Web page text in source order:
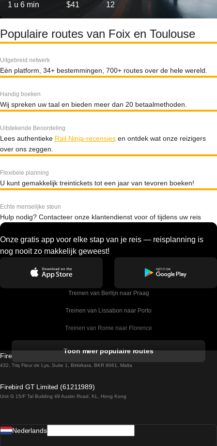
1 u 6 min $41 12
Populaire routes van Foix en Toulouse
Uitgebreid netwerk
Eén platform, 34+ bestemmingen, 700+ routes over de hele wereld.
Handig boeken
Wij spreken uw taal en bieden meer dan 20 betaalmethoden.
Uitstekende Beoordeling
Lees authentieke Rail Ninja-recensies en ontdek wat onze reizigers
over ons zeggen.
Flexibele planning
U kunt gemakkelijk treintickets tot een jaar van tevoren boeken!
Echte menselijke steun
Hulp nodig? Contacteer onze klantendienst voor of tijdens uw reis
Onze gratis app voor elke stap van je reis — reisplanning is
nog nooit zo makkelijk geweest!
Treinen van Berlijn naar Praag
Treinen van Lissabon naar Porto
Treinen van Rome naar Florence
Treinen van Sevilla naar Barcelona
Treinen van Praag naar Wenen
Toon meer populaire routes
Firebird GT Limited (OC 1451)
432, Triq Fleur de Lys, Suite 1, Birkirkara, BKR 9061, Malta
Firebird GT Limited (61211989)
Unit G 15/F Tal Building 49 Austin Road, KL, Hong Kong
Nederlands